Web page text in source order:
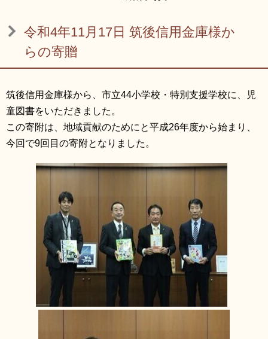
令和4年11月17日 筑後信用金庫様か
らの寄贈
筑後信用金庫様から、市立44小学校・特別支援学校に、児
童図書をいただきました。
この寄附は、地域貢献のためにと平成26年度から始まり、
今回で9回目の寄附となりました。